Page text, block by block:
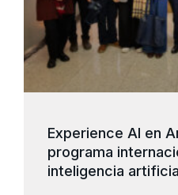
Experience AI en
programa
inteligencia